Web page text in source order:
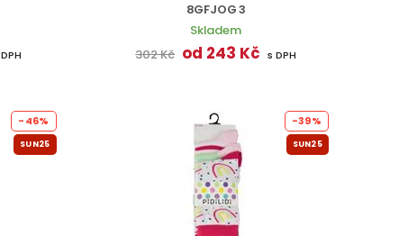
8GFJOG 3
Skladem
302 Kč od 243 Kč s DPH
-46%
SUN25
-39%
SUN25